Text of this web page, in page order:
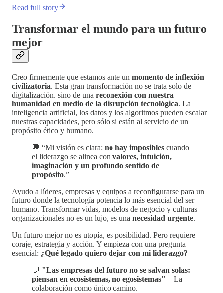
Read full story
Transformar el mundo para un futuro
mejor
Creo firmemente que estamos ante un momento de inflexión
civilizatoria. Esta gran transformación no se trata solo de
digitalización, sino de una reconexión con nuestra
humanidad en medio de la disrupción tecnológica. La
inteligencia artificial, los datos y los algoritmos pueden escalar
nuestras capacidades, pero sólo si están al servicio de un
propósito ético y humano.
💬 “Mi visión es clara: no hay imposibles cuando
el liderazgo se alinea con valores, intuición,
imaginación y un profundo sentido de
propósito.”
Ayudo a líderes, empresas y equipos a reconfigurarse para un
futuro donde la tecnología potencia lo más esencial del ser
humano. Transformar vidas, modelos de negocio y culturas
organizacionales no es un lujo, es una necesidad urgente.
Un futuro mejor no es utopía, es posibilidad. Pero requiere
coraje, estrategia y acción. Y empieza con una pregunta
esencial: ¿Qué legado quiero dejar con mi liderazgo?
💬 "Las empresas del futuro no se salvan solas:
piensan en ecosistemas, no egosistemas" – La
colaboración como único camino.